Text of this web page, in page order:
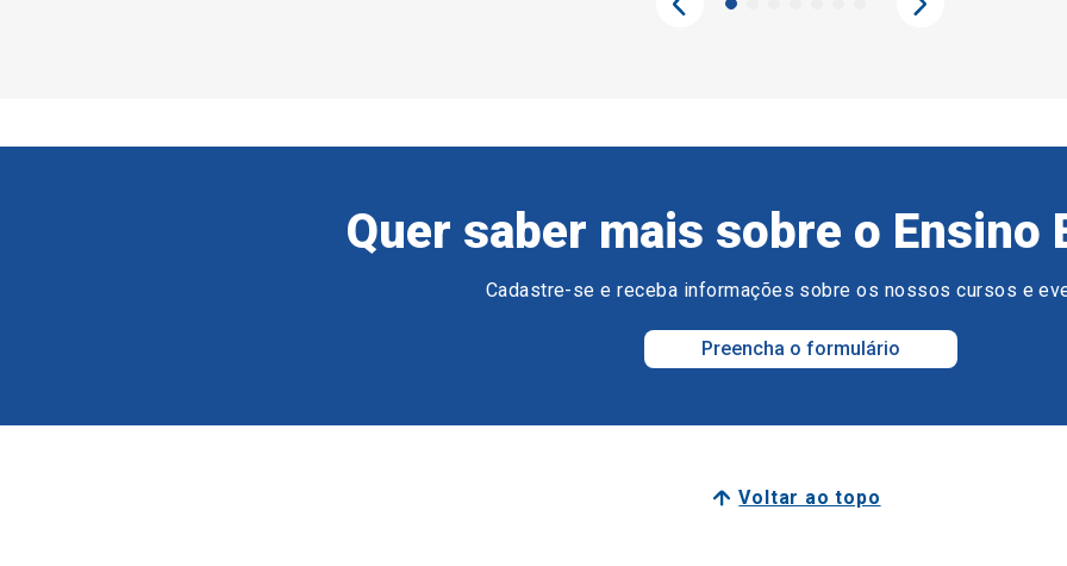
Quer saber mais sobre o Ensino
Cadastre-se e receba informações sobre os nossos cursos e
Preencha o formulário
Voltar ao topo